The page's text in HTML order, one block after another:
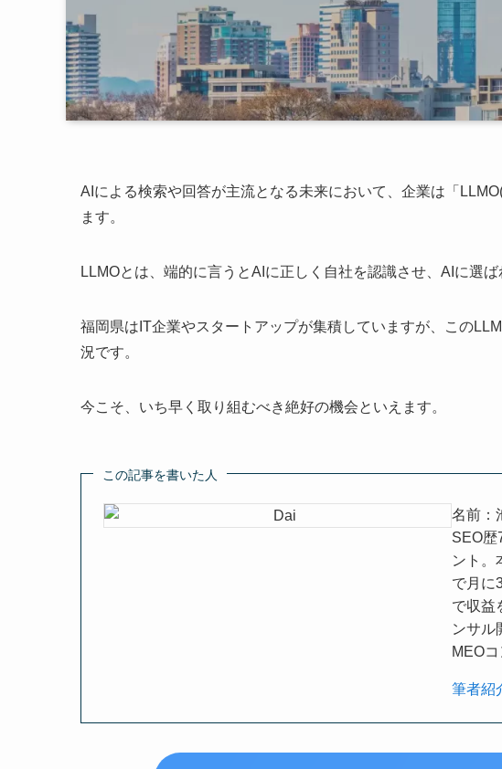
AIによる検索や回答が主流となる未来において、企業は「
ます。
LLMOとは、端的に言うとAIに正しく自社を認識させ、AIに選ば
福岡県はIT企業やスタートアップが集積していますが、この
況です。
今こそ、いち早く取り組むべき絶好の機会といえます。
この記事を書いた人
名前：
SEO歴
ント。
で月に
で収益
ンサル
MEOコ
筆者紹